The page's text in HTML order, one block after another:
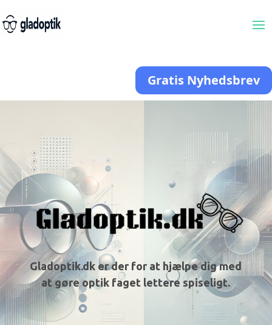
Gratis Nyhedsbrev
Gladoptik.dk er der for at hjælpe dig med
at gøre optik faget lettere spiseligt.